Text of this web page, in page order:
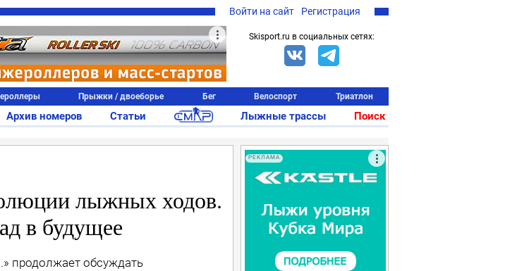
Войти на сайт Регистрация
Skisport.ru в социальных сетях:
Прыжки / двоеборье Бег Велоспорт Триатлон
Архив номеров Статьи Лыжные трассы Поиск
лыжных ходов.
в будущее
продолжает обсуждать
РЕКЛАМА